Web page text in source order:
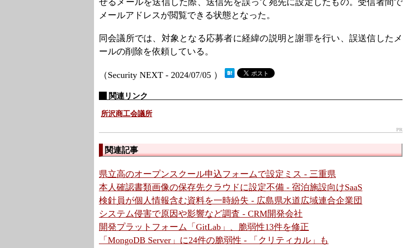
せるメールを送信した際、送信先を誤って宛先に設定したもの。受信者間で
メールアドレスが閲覧できる状態となった。
同会議所では、対象となる応募者に経緯の説明と謝罪を行い、誤送信したメ
ールの削除を依頼している。
（Security NEXT - 2024/07/05 ）
関連リンク
所沢商工会議所
PR
関連記事
県立高のオープンスクール申込フォームで設定ミス - 三重県
本人確認書類画像の保存先クラウドに設定不備 - 宿泊施設向けSaaS
検針員が個人情報含む資料を一時紛失 - 広島県水道広域連合企業団
システム侵害で原因や影響など調査 - CRM開発会社
開発プラットフォーム「GitLab」、脆弱性13件を修正
「MongoDB Server」に24件の脆弱性 - 「クリティカル」も